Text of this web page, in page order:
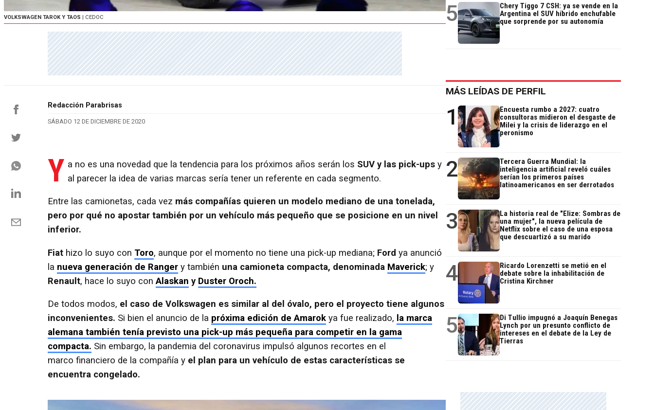
VOLKSWAGEN TAROK Y TAOS | CEDOC
Redacción Parabrisas
SÁBADO 12 DE DICIEMBRE DE 2020
Y a no es una novedad que la tendencia para los próximos años serán los SUV y las pick-ups y
al parecer la idea de varias marcas sería tener un referente en cada segmento.
Entre las camionetas, cada vez más compañías quieren un modelo mediano de una tonelada,
pero por qué no apostar también por un vehículo más pequeño que se posicione en un nivel
inferior.
Fiat hizo lo suyo con Toro, aunque por el momento no tiene una pick-up mediana; Ford ya anunció
la nueva generación de Ranger y también una camioneta compacta, denominada Maverick; y
Renault, hace lo suyo conAlaskan y Duster Oroch.
De todos modos, el caso de Volkswagen es similar al del óvalo, pero el proyecto tiene algunos
inconvenientes. Si bien el anuncio de la próxima edición de Amarok ya fue realizado, la marca
alemana también tenía previsto una pick-up más pequeña para competir en la gama
compacta. Sin embargo, la pandemia del coronavirus impulsó algunos recortes en el
marco financiero de la compañía y el plan para un vehículo de estas características se
encuentra congelado.
5
Chery Tiggo 7 CSH: ya se vende en la
Argentina el SUV híbrido enchufable
que sorprende por su autonomía
MÁS LEÍDAS DE PERFIL
1
Encuesta rumbo a 2027: cuatro
consultoras midieron el desgaste de
Milei y la crisis de liderazgo en el
peronismo
2
Tercera Guerra Mundial: la
inteligencia artificial reveló cuáles
serían los primeros países
latinoamericanos en ser derrotados
3
La historia real de "Elize: Sombras de
una mujer", la nueva película de
Netflix sobre el caso de una esposa
que descuartizó a su marido
4
Ricardo Lorenzetti se metió en el
debate sobre la inhabilitación de
Cristina Kirchner
5
Di Tullio impugnó a Joaquín Benegas
Lynch por un presunto conflicto de
intereses en el debate de la Ley de
Tierras